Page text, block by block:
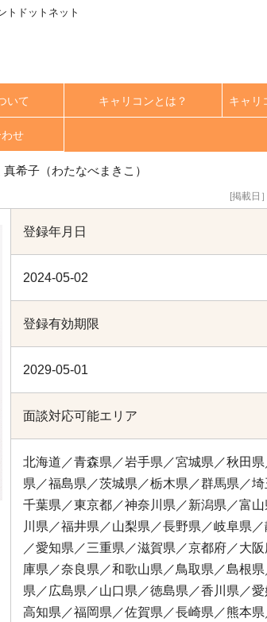
トドットネット
いて キャリコンとは？ キャリ
せ
真希子（わたなべまきこ）
[掲載日
登録年月日
2024-05-02
登録有効期限
2029-05-01
面談対応可能エリア
北海道／青森県／岩手県／宮城県／秋田
県／福島県／茨城県／栃木県／群馬県／埼
千葉県／東京都／神奈川県／新潟県／富
川県／福井県／山梨県／長野県／岐阜県
／愛知県／三重県／滋賀県／京都府／大
庫県／奈良県／和歌山県／鳥取県／島根県
県／広島県／山口県／徳島県／香川県／愛
高知県／福岡県／佐賀県／長崎県／熊本県